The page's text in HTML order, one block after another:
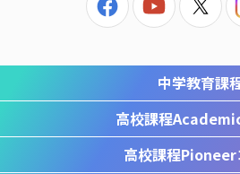
中学教育課
高校課程
高校課程Pioneer